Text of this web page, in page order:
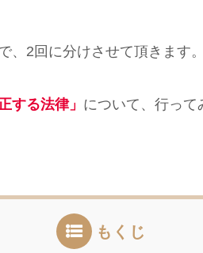
、2回に分けさせて頂きます。
する法律」 について、行って
もくじ